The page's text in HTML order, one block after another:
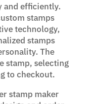
and efficiently.
stamps
technology,
stamps
The
stamp, selecting
to checkout.
stamp maker